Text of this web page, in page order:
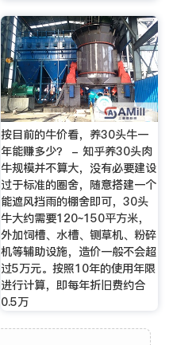
按目前的牛价看，养30头牛一
年能赚多少？ - 知乎养30头肉
牛规模并不算大，没有必要建设
过于标准的圈舍，随意搭建一个
能遮风挡雨的棚舍即可，30头
牛大约需要120~150平方米，
外加饲槽、水槽、铡草机、粉碎
机等辅助设施，造价一般不会超
过5万元。按照10年的使用年限
进行计算，即每年折旧费约合
0.5万